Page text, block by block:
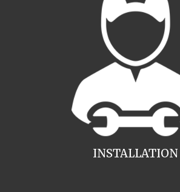
INSTALLATION